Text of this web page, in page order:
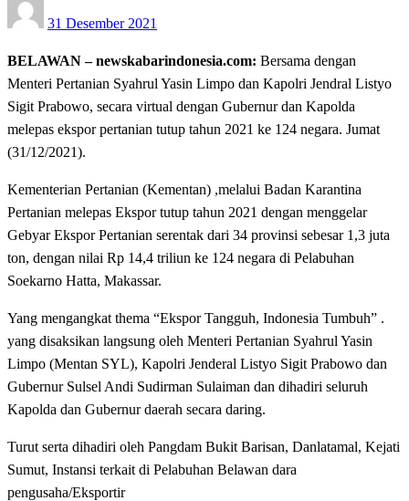
on
31 Desember 2021
BELAWAN – newskabarindonesia.com: Bersama dengan
Menteri Pertanian Syahrul Yasin Limpo dan Kapolri Jendral Listyo
Sigit Prabowo, secara virtual dengan Gubernur dan Kapolda
melepas ekspor pertanian tutup tahun 2021 ke 124 negara. Jumat
(31/12/2021).
Kementerian Pertanian (Kementan) ,melalui Badan Karantina
Pertanian melepas Ekspor tutup tahun 2021 dengan menggelar
Gebyar Ekspor Pertanian serentak dari 34 provinsi sebesar 1,3 juta
ton, dengan nilai Rp 14,4 triliun ke 124 negara di Pelabuhan
Soekarno Hatta, Makassar.
Yang mengangkat thema “Ekspor Tangguh, Indonesia Tumbuh” .
yang disaksikan langsung oleh Menteri Pertanian Syahrul Yasin
Limpo (Mentan SYL), Kapolri Jenderal Listyo Sigit Prabowo dan
Gubernur Sulsel Andi Sudirman Sulaiman dan dihadiri seluruh
Kapolda dan Gubernur daerah secara daring.
Turut serta dihadiri oleh Pangdam Bukit Barisan, Danlatamal, Kejati
Sumut, Instansi terkait di Pelabuhan Belawan dara
pengusaha/Eksportir